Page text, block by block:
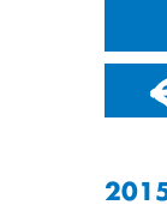
2018/